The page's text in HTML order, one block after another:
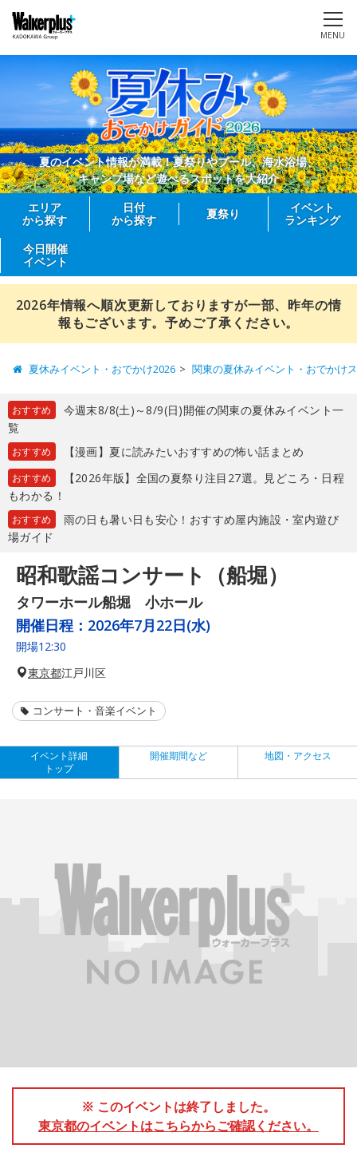
MENU
夏のイベント情報が満載！夏祭りやプール、海水浴場、
キャンプ場など遊べるスポットを大紹介
エリア
から探す
日付
から探す
夏祭り
イベント
ランキング
今日開催
イベント
2026年情報へ順次更新しておりますが一部、昨年の情
報もございます。予めご了承ください。
夏休みイベント・おでかけ2026 関東の夏休みイベント・おでかけ
おすすめ
今週末8/8(土)～8/9(日)開催の関東の夏休みイベント一
覧
おすすめ 【漫画】夏に読みたいおすすめの怖い話まとめ
おすすめ
【2026年版】全国の夏祭り注目27選。見どころ・日程
もわかる！
おすすめ
雨の日も暑い日も安心！おすすめ屋内施設・室内遊び
場ガイド
昭和歌謡コンサート（船堀）
タワーホール船堀 小ホール
開催日程： 2026年7月22日(水)
開場12:30
東京都江戸川区
コンサート・音楽イベント
イベント詳細
トップ
開催期間など 地図・アクセス
※ このイベントは終了しました。
東京都のイベントはこちらからご確認ください。